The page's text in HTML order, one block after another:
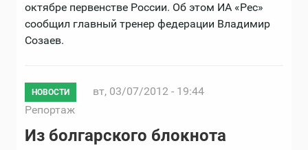
октябре первенстве России. Об этом ИА «Рес»
сообщил главный тренер федерации Владимир
Созаев.
НОВОСТИ
вт, 03/07/2012 - 19:44
Репортаж
Из болгарского блокнота